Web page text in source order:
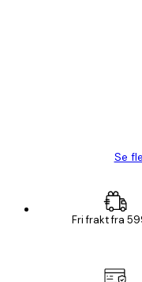
Se
Fri frakt fra